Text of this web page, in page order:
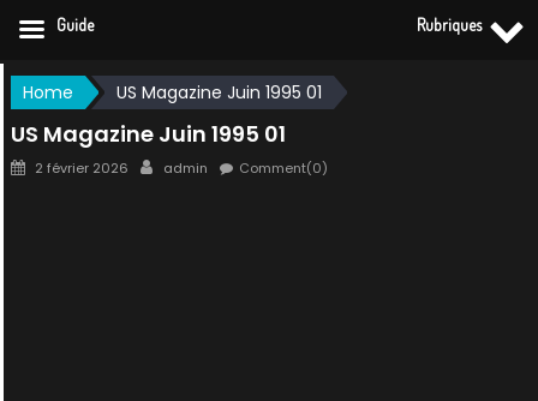
Skip
to
content
Home US Magazine Juin 1995 01
US Magazine Juin 1995 01
Posted
2 février 2026 Author
admin Comment(0)
Guide Rubriques